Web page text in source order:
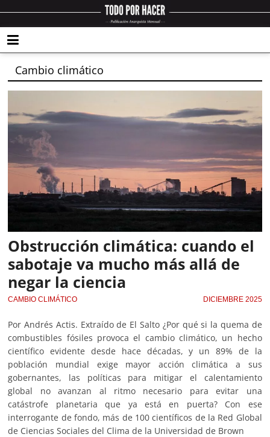
Cambio climático
Obstrucción climática: cuando el
sabotaje va mucho más allá de
negar la ciencia
CAMBIO CLIMÁTICO DICIEMBRE 2025
Por Andrés Actis. Extraído de El Salto ¿Por qué si la quema de
combustibles fósiles provoca el cambio climático, un hecho
científico evidente desde hace décadas, y un 89% de la
población mundial exige mayor acción climática a sus
gobernantes, las políticas para mitigar el calentamiento
global no avanzan al ritmo necesario para evitar una
catástrofe planetaria que ya está en puerta? Con ese
interrogante de fondo, más de 100 científicos de la Red Global
de Ciencias Sociales del Clima de la Universidad de Brown